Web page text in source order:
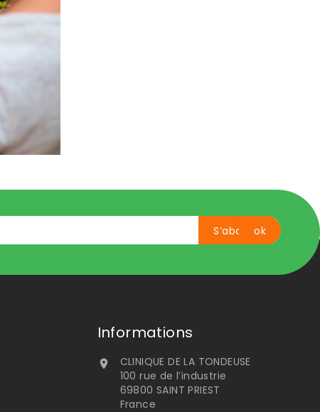
Informations

CLINIQUE DE LA TONDEUSE
100 rue de l’industrie
69800 SAINT PRIEST
France